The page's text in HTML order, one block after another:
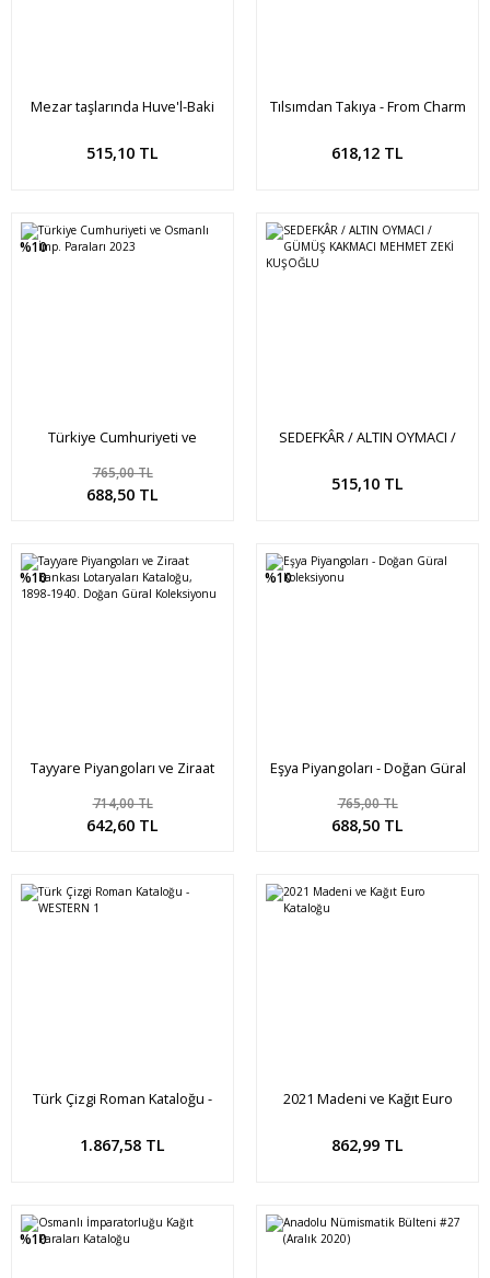
Mezar taşlarında Huve'l-Baki
515,10 TL
Sepete Ekle
Tılsımdan Takıya - From Charm
618,12 TL
Sepete Ekle
%10
Türkiye Cumhuriyeti ve
765,00 TL
688,50 TL
Sepete Ekle
SEDEFKÂR / ALTIN OYMACI /
KUŞOĞLU
515,10 TL
Sepete Ekle
%10
Tayyare Piyangoları ve Ziraat
1898-1940. Doğan Güral
Koleksiyonu
714,00 TL
642,60 TL
Sepete Ekle
%10
Eşya Piyangoları - Doğan Güral
765,00 TL
688,50 TL
Sepete Ekle
Türk Çizgi Roman Kataloğu -
1.867,58 TL
Sepete Ekle
2021 Madeni ve Kağıt Euro
862,99 TL
Sepete Ekle
%10